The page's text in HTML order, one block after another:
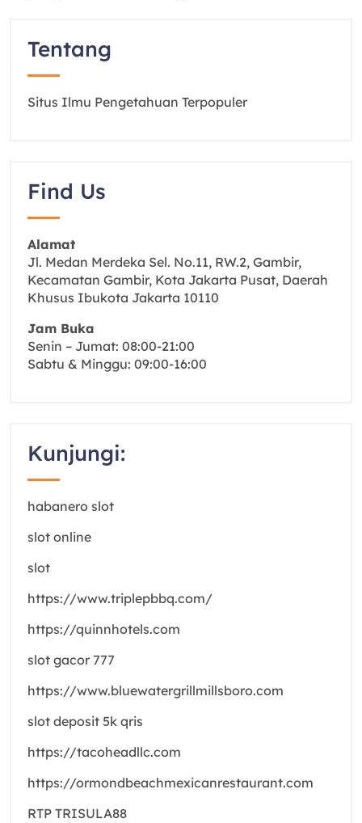
Tentang
Situs Ilmu Pengetahuan Terpopuler
Find Us
Alamat
Jl. Medan Merdeka Sel. No.11, RW.2, Gambir,
Kecamatan Gambir, Kota Jakarta Pusat, Daerah
Khusus Ibukota Jakarta 10110
Jam Buka
Senin – Jumat: 08:00-21:00
Sabtu & Minggu: 09:00-16:00
Kunjungi:
habanero slot
slot online
slot
https://www.triplepbbq.com/
https://quinnhotels.com
slot gacor 777
https://www.bluewatergrillmillsboro.com
slot deposit 5k qris
https://tacoheadllc.com
https://ormondbeachmexicanrestaurant.com
RTP TRISULA88